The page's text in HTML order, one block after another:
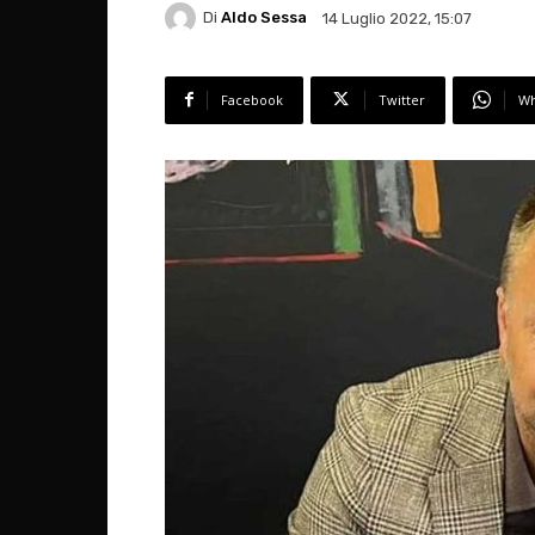
Di Aldo Sessa 14 Luglio 2022, 15:07
Facebook Twitter